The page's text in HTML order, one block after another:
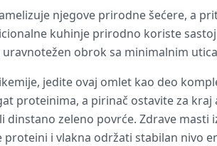
njegove prirodne šećere, a
kuhinje prirodno koriste
obrok sa minimalnim
jedite ovaj omlet kao deo
proteinima, a pirinač ostavite za
dinstano zeleno povrće. Zdrave
proteini i vlakna održati stabilan nivo